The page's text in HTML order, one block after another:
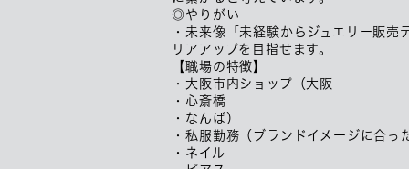
◎やりがい
・未来像「未経験からジュエリー販
リアアップを目指せます。
【職場の特徴】
・大阪市内ショップ（大阪
・心斎橋
・なんば）
・私服勤務（ブランドイメージに合っ
・ネイル